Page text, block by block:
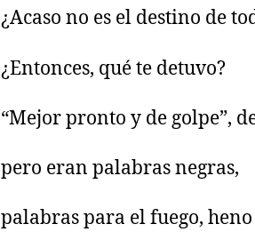
¿Acaso no es el destino de
¿Entonces, qué te detuvo?
“Mejor pronto y de golpe”,
pero eran palabras negras,
palabras para el fuego, heno